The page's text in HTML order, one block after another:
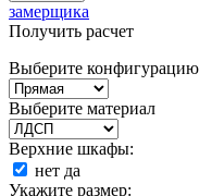
замерщика
Получить расчет
Выберите конфигурацию
Выберите материал
Верхние шкафы:
нет да
Укажите размер: